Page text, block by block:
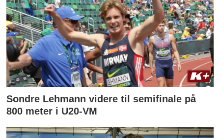
Sondre Lehmann videre til semifinale på
800 meter i U20-VM